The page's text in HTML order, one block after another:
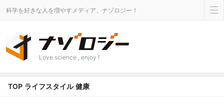
科学を好きな人を増やすメディア、ナゾロジー！
Love science , enjoy !
TOP ライフスタイル 健康